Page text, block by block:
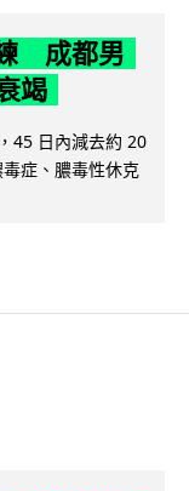
成都男
竭
45 日內減去約 20
症、膿毒性休克